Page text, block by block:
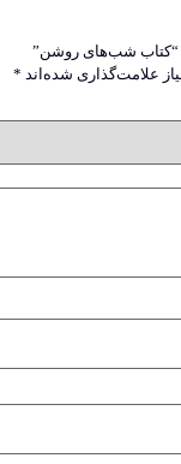
“کتاب شب‌های روشن”
علامت‌گذاری شده‌اند *